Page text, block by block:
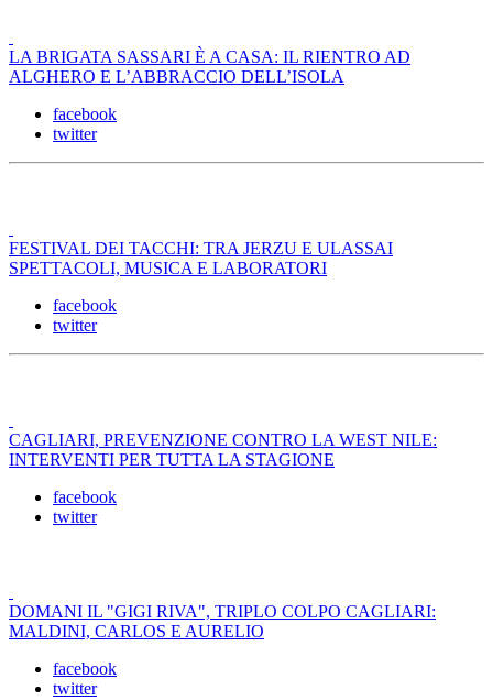
LA BRIGATA SASSARI È A CASA: IL RIENTRO AD
ALGHERO E L’ABBRACCIO DELL’ISOLA
facebook
twitter
FESTIVAL DEI TACCHI: TRA JERZU E ULASSAI
SPETTACOLI, MUSICA E LABORATORI
facebook
twitter
CAGLIARI, PREVENZIONE CONTRO LA WEST NILE:
INTERVENTI PER TUTTA LA STAGIONE
facebook
twitter
DOMANI IL "GIGI RIVA", TRIPLO COLPO CAGLIARI:
MALDINI, CARLOS E AURELIO
facebook
twitter